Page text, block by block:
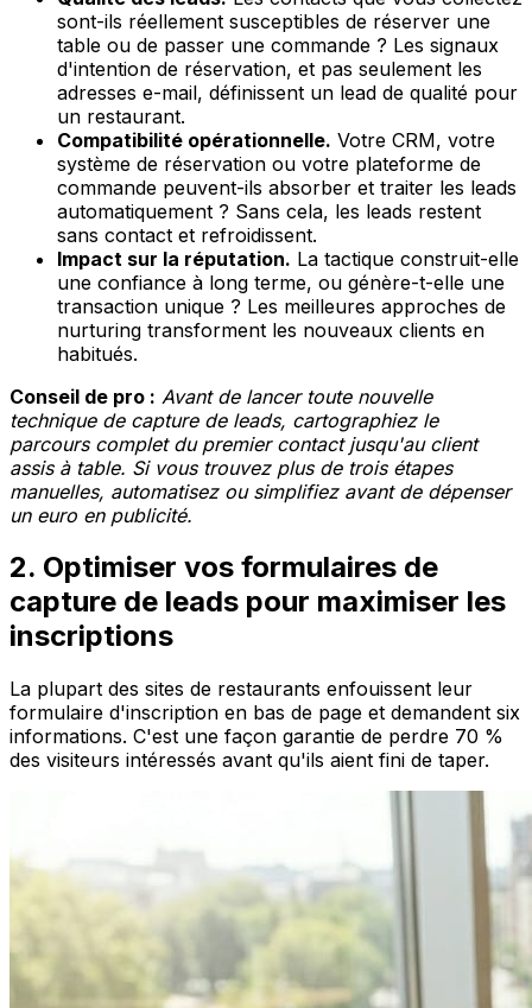
sont-ils réellement susceptibles de réserver une
table ou de passer une commande ? Les signaux
d'intention de réservation, et pas seulement les
adresses e-mail, définissent un lead de qualité pour
un restaurant.
Compatibilité opérationnelle. Votre CRM, votre
système de réservation ou votre plateforme de
commande peuvent-ils absorber et traiter les leads
automatiquement ? Sans cela, les leads restent
sans contact et refroidissent.
Impact sur la réputation. La tactique construit-elle
une confiance à long terme, ou génère-t-elle une
transaction unique ? Les meilleures approches de
nurturing transforment les nouveaux clients en
habitués.
Conseil de pro : Avant de lancer toute nouvelle
technique de capture de leads, cartographiez le
parcours complet du premier contact jusqu'au client
assis à table. Si vous trouvez plus de trois étapes
manuelles, automatisez ou simplifiez avant de dépenser
un euro en publicité.
2. Optimiser vos formulaires de
capture de leads pour maximiser les
inscriptions
La plupart des sites de restaurants enfouissent leur
formulaire d'inscription en bas de page et demandent six
informations. C'est une façon garantie de perdre 70 %
des visiteurs intéressés avant qu'ils aient fini de taper.